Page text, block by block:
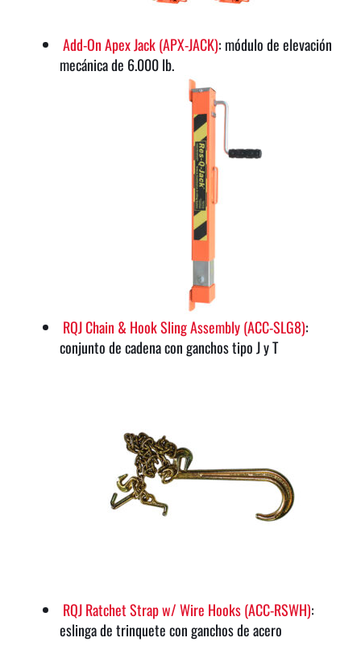
Add-On Apex Jack (APX-JACK): módulo de elevación
mecánica de 6.000 lb.
RQJ Chain & Hook Sling Assembly (ACC-SLG8):
conjunto de cadena con ganchos tipo J y T
RQJ Ratchet Strap w/ Wire Hooks (ACC-RSWH):
eslinga de trinquete con ganchos de acero